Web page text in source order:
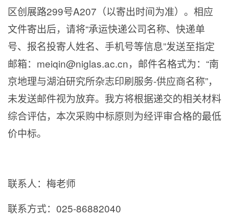
区创展路299号A207（以寄出时间为准）。相应
文件寄出后，请将“承运快递公司名称、快递单
号、报名投寄人姓名、手机号等信息”发送至指定
邮箱：meiqin@niglas.ac.cn，邮件名格式为：“南
京地理与湖泊研究所杂志印刷服务-供应商名称”，
未发送邮件视为放弃。我方将根据递交的相关材料
综合评估，本次采购中标原则为经评审合格的最低
价中标。
联系人：梅老师
联系方式：025-86882040